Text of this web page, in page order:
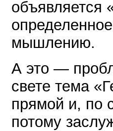
объявляется
мышлению.
А это —
свете тема
прямой и, по
потому